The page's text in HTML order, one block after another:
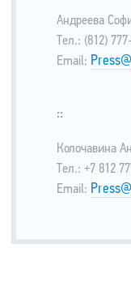
Андреева
Тел.: (812)
Email:
::
Колочавина
Тел.: +7 812
Email: